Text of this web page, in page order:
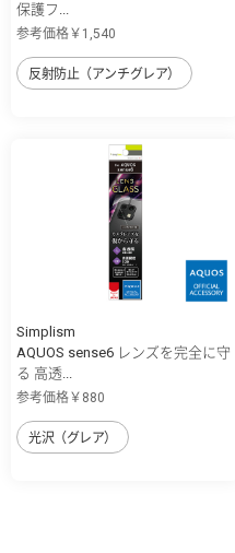
保護フ...
参考価格￥1,540
反射防止（アンチグレア）
Simplism
AQUOS sense6 レンズを完全に守
る 高透...
参考価格￥880
光沢（グレア）